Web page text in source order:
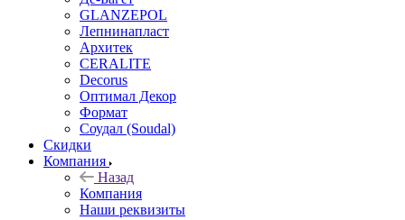
GLANZEPOL
Лепнинапласт
Архитек
CERALITE
Decorus
Оптимал Декор
Формат
Соудал (Soudal)
Скидки
Компания
Назад
Компания
Наши реквизиты